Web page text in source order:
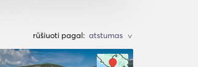
rūšiuoti pagal: >